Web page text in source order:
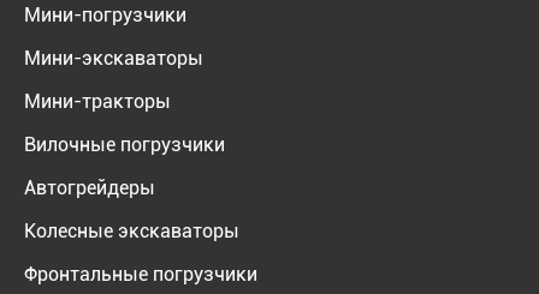
Мини-погрузчики
Мини-экскаваторы
Мини-тракторы
Вилочные погрузчики
Автогрейдеры
Колесные экскаваторы
Фронтальные погрузчики